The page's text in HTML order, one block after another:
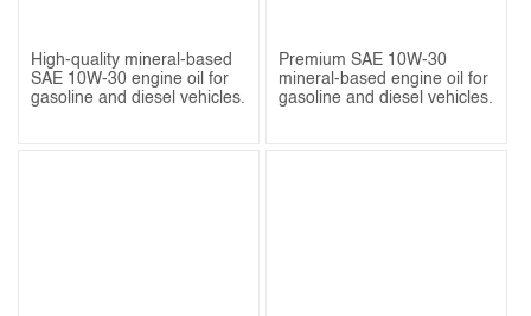
High-quality mineral-based
SAE 10W-30 engine oil for
gasoline and diesel vehicles.
Premium SAE 10W-30
mineral-based engine oil for
gasoline and diesel vehicles.